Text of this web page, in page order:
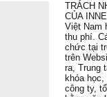
TRÁCH
CỦA
Việt Nam
thu phí.
chức tại
trên
ra, Trung
khóa
công ty,